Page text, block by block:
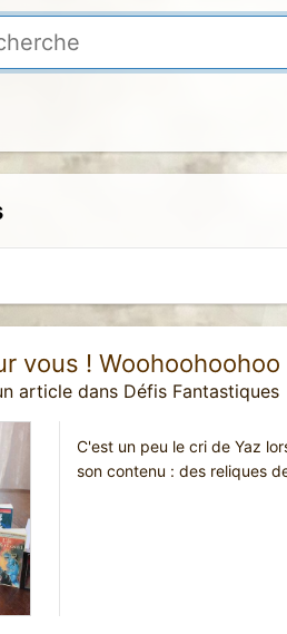
vous ! Woohoohoohoo
article dans Défis Fantastiques
C'est un peu le cri de Yaz
son contenu : des reliques